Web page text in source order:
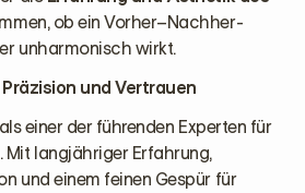
ob ein Vorher–Nachher-
unharmonisch wirkt.
und Vertrauen
als einer der führenden Experten für
Mit langjähriger Erfahrung,
und einem feinen Gespür für